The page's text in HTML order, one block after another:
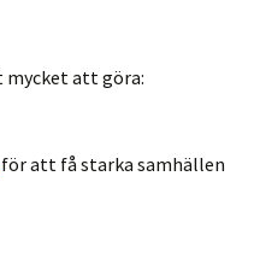
att göra:
för att få starka samhällen